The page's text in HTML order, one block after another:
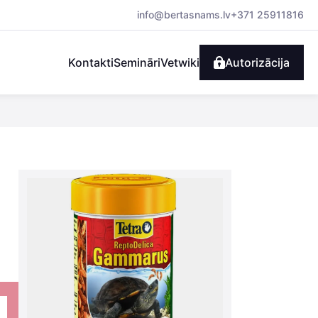
info@bertasnams.lv+371 25911816
KontaktiSemināriVetwiki Autorizācija